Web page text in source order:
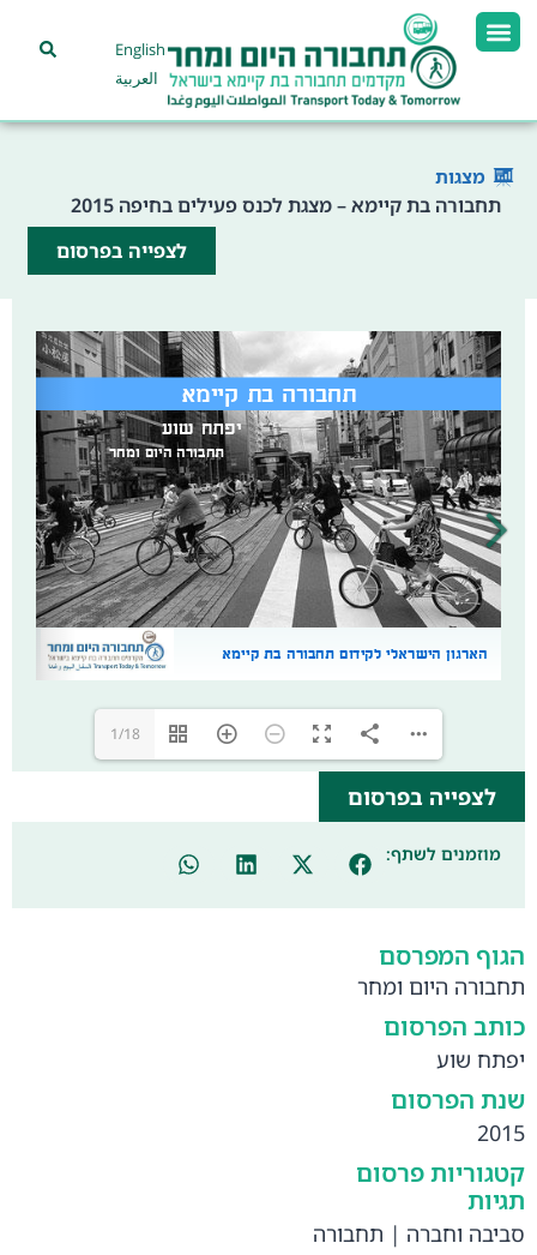
English
العربية
מצגות
תחבורה בת קיימא – מצגת לכנס פעילים בחיפה 2015
לצפייה בפרסום
1/18
לצפייה בפרסום
מוזמנים לשתף:
הגוף המפרסם
תחבורה היום ומחר
כותב הפרסום
יפתח שוע
שנת הפרסום
2015
קטגוריות פרסום
תגיות
סביבה וחברה | תחבורה